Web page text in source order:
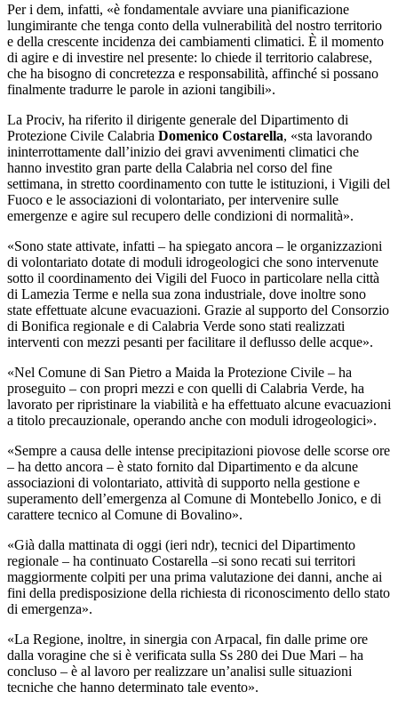
Per i dem, infatti, «è fondamentale avviare una pianificazione
lungimirante che tenga conto della vulnerabilità del nostro territorio
e della crescente incidenza dei cambiamenti climatici. È il momento
di agire e di investire nel presente: lo chiede il territorio calabrese,
che ha bisogno di concretezza e responsabilità, affinché si possano
finalmente tradurre le parole in azioni tangibili».
La Prociv, ha riferito il dirigente generale del Dipartimento di
Protezione Civile Calabria Domenico Costarella, «sta lavorando
ininterrottamente dall’inizio dei gravi avvenimenti climatici che
hanno investito gran parte della Calabria nel corso del fine
settimana, in stretto coordinamento con tutte le istituzioni, i Vigili del
Fuoco e le associazioni di volontariato, per intervenire sulle
emergenze e agire sul recupero delle condizioni di normalità».
«Sono state attivate, infatti – ha spiegato ancora – le organizzazioni
di volontariato dotate di moduli idrogeologici che sono intervenute
sotto il coordinamento dei Vigili del Fuoco in particolare nella città
di Lamezia Terme e nella sua zona industriale, dove inoltre sono
state effettuate alcune evacuazioni. Grazie al supporto del Consorzio
di Bonifica regionale e di Calabria Verde sono stati realizzati
interventi con mezzi pesanti per facilitare il deflusso delle acque».
«Nel Comune di San Pietro a Maida la Protezione Civile – ha
proseguito – con propri mezzi e con quelli di Calabria Verde, ha
lavorato per ripristinare la viabilità e ha effettuato alcune evacuazioni
a titolo precauzionale, operando anche con moduli idrogeologici».
«Sempre a causa delle intense precipitazioni piovose delle scorse ore
– ha detto ancora – è stato fornito dal Dipartimento e da alcune
associazioni di volontariato, attività di supporto nella gestione e
superamento dell’emergenza al Comune di Montebello Jonico, e di
carattere tecnico al Comune di Bovalino».
«Già dalla mattinata di oggi (ieri ndr), tecnici del Dipartimento
regionale – ha continuato Costarella –si sono recati sui territori
maggiormente colpiti per una prima valutazione dei danni, anche ai
fini della predisposizione della richiesta di riconoscimento dello stato
di emergenza».
«La Regione, inoltre, in sinergia con Arpacal, fin dalle prime ore
dalla voragine che si è verificata sulla Ss 280 dei Due Mari – ha
concluso – è al lavoro per realizzare un’analisi sulle situazioni
tecniche che hanno determinato tale evento».